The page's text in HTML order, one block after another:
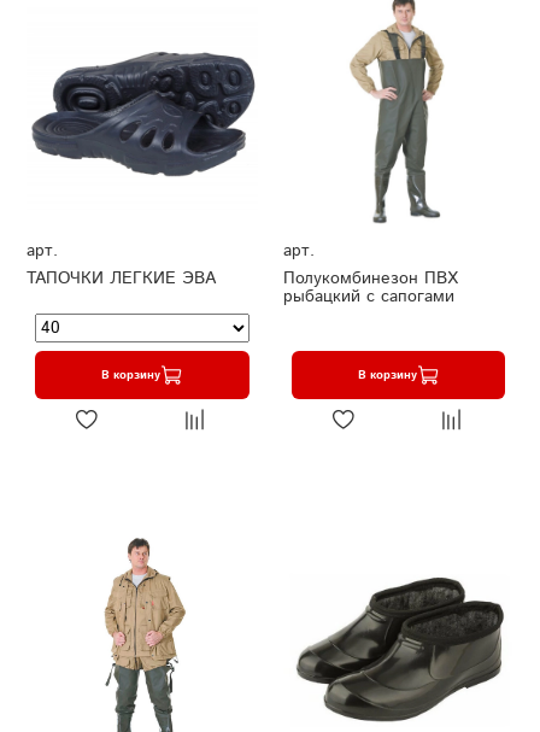
арт.
ТАПОЧКИ ЛЕГКИЕ ЭВА
В корзину
арт.
Полукомбинезон ПВХ
рыбацкий с сапогами
В корзину